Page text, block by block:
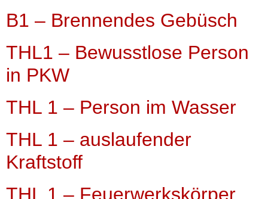
B1 – Brennendes Gebüsch
THL1 – Bewusstlose Person
in PKW
THL 1 – Person im Wasser
THL 1 – auslaufender
Kraftstoff
THL 1 – Feuerwerkskörper